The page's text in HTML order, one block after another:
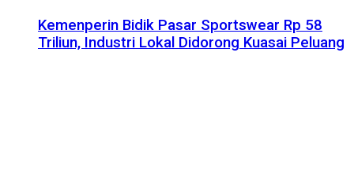
Kemenperin Bidik Pasar Sportswear Rp 58
Triliun, Industri Lokal Didorong Kuasai Peluang